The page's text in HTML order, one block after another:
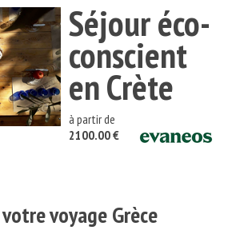
Séjour éco-
conscient
en Crète
à partir de
2100.00 €
voyage Grèce